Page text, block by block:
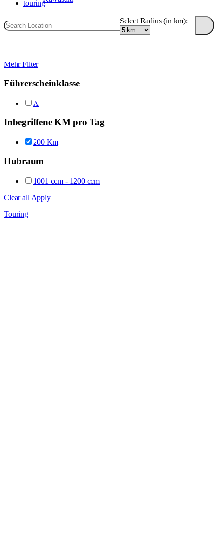
Select Radius (in km):
Mehr Filter
Führerscheinklasse
A
Inbegriffene KM pro Tag
200 Km
Hubraum
1001 ccm - 1200 ccm
Clear all Apply
Touring